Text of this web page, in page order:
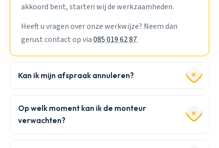
akkoord bent, starten wij de werkzaamheden.
Heeft u vragen over onze werkwijze? Neem dan
gerust contact op via085 019 62 87.
Kan ik mijn afspraak annuleren?
Op welk moment kan ik de monteur
verwachten?